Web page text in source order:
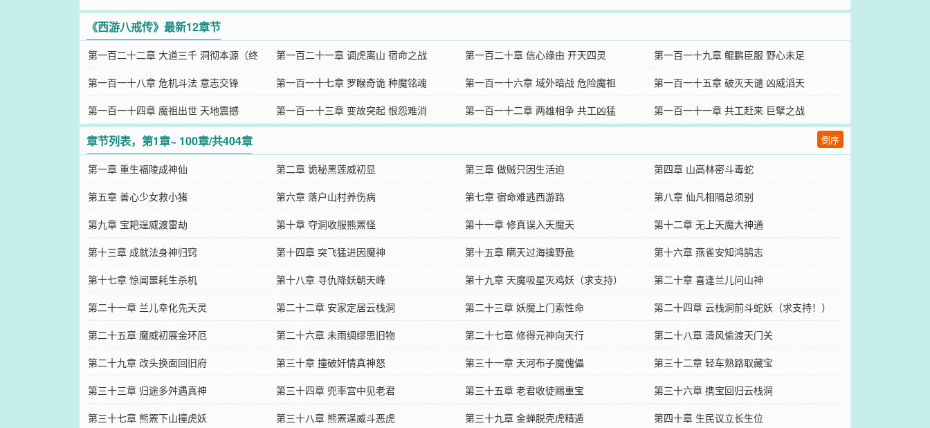
《西游八戒传》最新12章节
第一百二十二章 大道三千 洞彻本源（终
章）
第一百二十一章 调虎离山 宿命之战 第一百二十章 信心缘由 开天四灵
第一百一十九章 鲲鹏臣服 野心未足
第一百一十八章 危机斗法 意志交锋
第一百一十七章 罗睺奇诡 种魔铭魂 第一百一十六章 域外暗战 危险魔祖
第一百一十五章 破灭天谴 凶威滔天
第一百一十四章 魔祖出世 天地震撼
第一百一十三章 变故突起 恨怨难消 第一百一十二章 两雄相争 共工凶猛 第一百一十一章 共工赶来 巨擘之战
章节列表，第1章~ 100章/共404章 倒序
第一章 重生福陵成神仙 第二章 诡秘黑莲威初显 第三章 做贼只因生活迫
第四章 山高林密斗毒蛇
第五章 善心少女救小猪
第六章 落户山村养伤病 第七章 宿命难逃西游路
第八章 仙凡相隔总须别
第九章 宝耙逞威渡雷劫
第十章 夺洞收服熊罴怪 第十一章 修真误入天魔天
第十二章 无上天魔大神通
第十三章 成就法身神归窍
第十四章 突飞猛进因魔神 第十五章 瞒天过海擒野彘
第十六章 燕雀安知鸿鹄志
第十七章 惊闻噩耗生杀机
第十八章 寻仇降妖朝天峰 第十九章 天魔吸星灭鸡妖（求支持）
第二十章 喜逢兰儿问山神
第二十一章 兰儿幸化先天灵
第二十二章 安家定居云栈洞 第二十三章 妖魔上门索性命
第二十四章 云栈洞前斗蛇妖（求支持！）
第二十五章 魔威初展金环厄
第二十六章 未雨绸缪思旧物 第二十七章 修得元神向天行
第二十八章 清风偷渡天门关
第二十九章 改头换面回旧府
第三十章 撞破奸情真神怒 第三十一章 天河布子魔傀儡
第三十二章 轻车熟路取藏宝
第三十三章 归途多舛遇真神
第三十四章 兜率宫中见老君 第三十五章 老君收徒赐重宝
第三十六章 携宝回归云栈洞
第三十七章 熊罴下山撞虎妖
第三十八章 熊罴逞威斗恶虎 第三十九章 金蝉脱壳虎精遁
第四十章 生民议立长生位